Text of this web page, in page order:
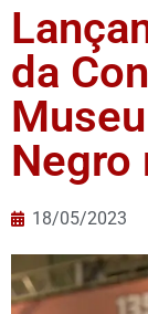
da
Negro
18/05/2023